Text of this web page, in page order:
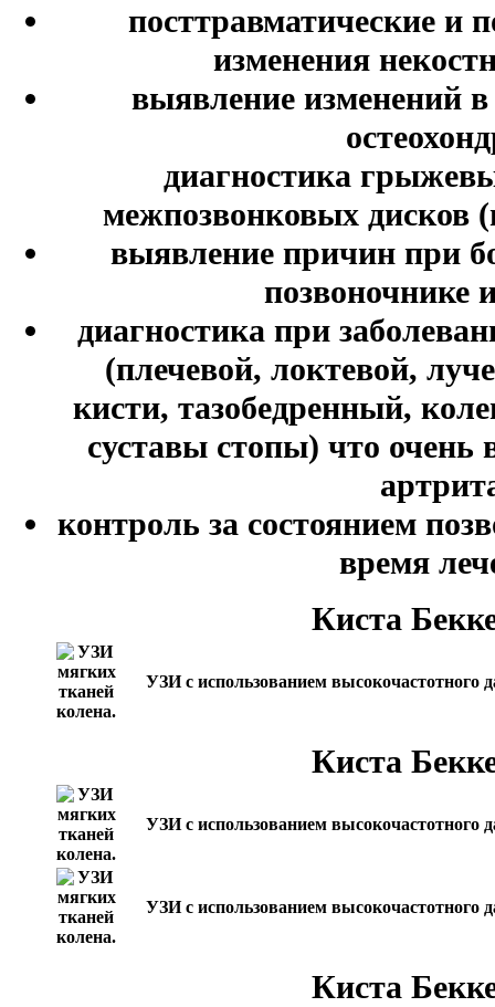
посттравматические и
изменения
выявление изменений
диагностика
межпозвонковых дисков
выявление причин при
позвоночнике
диагностика при
(плечевой, локтевой,
кисти, тазобедренный,
суставы стопы) что очень
контроль за состоянием
время
Киста
УЗИ с использованием высокочастотного
Киста
УЗИ с использованием высокочастотного
УЗИ с использованием высокочастотного
Киста